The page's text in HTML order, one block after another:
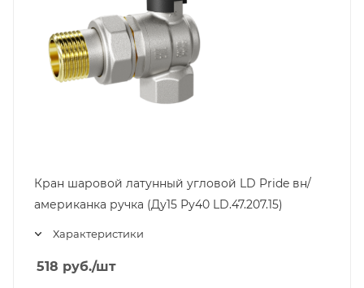
Кран шаровой латунный угловой LD Pride вн/
американка ручка (Ду15 Ру40 LD.47.207.15)
Характеристики
518 руб./шт